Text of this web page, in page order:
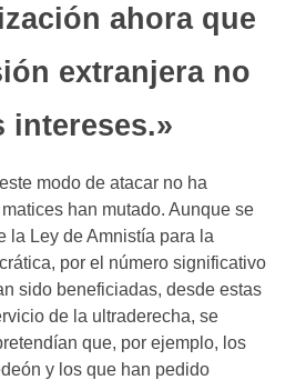
ahora que
extranjera no
intereses.»
modo de atacar no ha
han mutado. Aunque se
la Ley de Amnistía para la
por el número significativo
sido beneficiadas, desde estas
de la ultraderecha, se
que, por ejemplo, los
y los que han pedido